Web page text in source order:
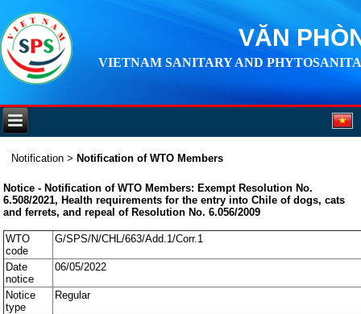
VĂN
VIETNAM SANITARY AND
Notification > Notification of WTO Members
Notice - Notification of WTO Members: Exempt Resolution No.
6.508/2021, Health requirements for the entry into Chile of dogs, cats
and ferrets, and repeal of Resolution No. 6.056/2009
WTO
code
G/SPS/N/CHL/663/Add.1/Corr.1
Date
notice
06/05/2022
Notice
type
Regular